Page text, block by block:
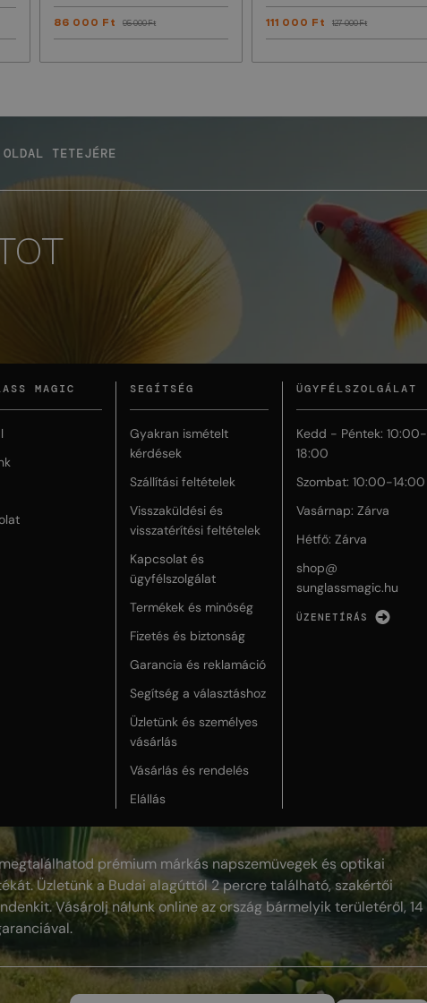
86 000 Ft 95 000 Ft 111 000 Ft 127 000 Ft
TETEJÉRE
MAGIC SEGÍTSÉG
Gyakran ismételt
kérdések
Szállítási feltételek
Visszaküldési és
visszatérítési feltételek
Kapcsolat és
ügyfélszolgálat
Termékek és minőség
Fizetés és biztonság
Garancia és reklamáció
Segítség a választáshoz
Üzletünk és személyes
vásárlás
Vásárlás és rendelés
Elállás
ÜGYFÉLSZOLGÁLAT
Kedd - Péntek: 10:00-
18:00
Szombat: 10:00-14:00
Vasárnap: Zárva
Hétfő: Zárva
shop@
sunglassmagic.hu
ÜZENETÍRÁS
prémium márkás napszemüvegek és optikai
Üzletünk a Budai alagúttól 2 percre található, szakértői
Vásárolj nálunk online az ország bármelyik területéről, 14